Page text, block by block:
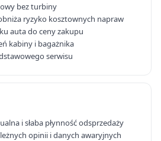
bez turbiny
ryzyko kosztownych napraw
auta do ceny zakupu
kabiny i bagażnika
serwisu
i słaba płynność odsprzedaży
opinii i danych awaryjnych